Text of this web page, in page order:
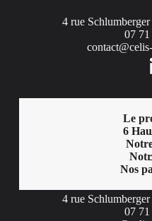
4 rue
07
Le
6
Nos
4 rue
07